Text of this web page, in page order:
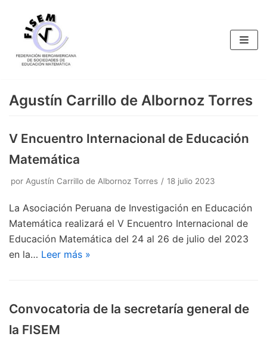
Saltar
contenido
Agustín Carrillo de Albornoz Torres
V Encuentro Internacional de Educación
Matemática
por Agustín Carrillo de Albornoz Torres 18 julio 2023
La Asociación Peruana de Investigación en Educación
Matemática realizará el V Encuentro Internacional de
Educación Matemática del 24 al 26 de julio del 2023
en la… Leer más »
Convocatoria de la secretaría general de
la FISEM